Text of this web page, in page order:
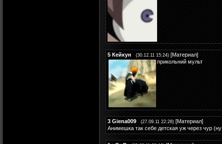
5 Кейкун (30.12.11 15:24) [Материал]
прикольний мульт
3 Giena009 (27.09.11 22:28) [Материал]
Анимешка так себе детская уж через чур